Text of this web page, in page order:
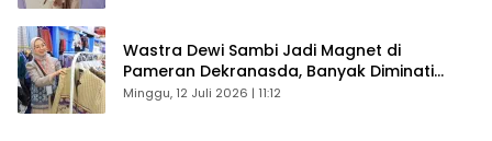
Wastra Dewi Sambi Jadi Magnet di
Pameran Dekranasda, Banyak Diminati
Pengunjung
Minggu, 12 Juli 2026 | 11:12